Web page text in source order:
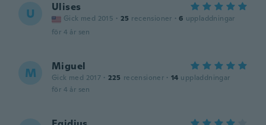
U Ulises
Gick med 2015 · 25 recensioner · 6 uppladdningar
för 4 år sen
M Miguel
Gick med 2017 · 225 recensioner · 14 uppladdningar
för 4 år sen